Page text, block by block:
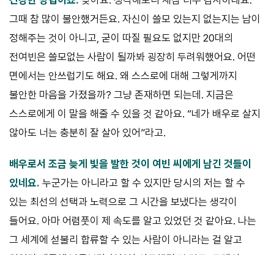
그때 참 많이 불안했거든요. 자신이 쓸모 있는지 없는지는 남이
정해주는 것이 아니고, 굳이 따질 필요도 없지만 20대의
전여빈은 쓸모없는 사람이 될까봐 굉장히 두려워했어요. 어떤
면에서는 안쓰럽기도 해요. 왜 스스로에 대해 그렇게까지
불안한 마음을 가졌을까? 그냥 존재하면 되는데. 지금은
스스로에게 이 말을 해줄 수 있을 것 같아요. “네가 배우로 살지
않아도 너는 충분히 잘 살아 있어”라고.
배우로서 조금 늦게 빛을 발한 것이 여빈 씨에게 남긴 것들이
있네요. 누군가는 아니라고 할 수 있지만 당시의 저는 할 수
있는 최선의 선택과 노력으로 그 시간을 보냈다는 생각이
들어요. 아마 어렴풋이 제 속도를 알고 있었던 것 같아요. 나는
그 세계에 섣불리 합류할 수 있는 사람이 아니라는 걸 알고